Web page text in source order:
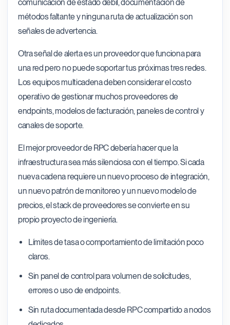
comunicación de estado débil, documentación de
métodos faltante y ninguna ruta de actualización son
señales de advertencia.
Otra señal de alerta es un proveedor que funciona para
una red pero no puede soportar tus próximas tres redes.
Los equipos multicadena deben considerar el costo
operativo de gestionar muchos proveedores de
endpoints, modelos de facturación, paneles de control y
canales de soporte.
El mejor proveedor de RPC debería hacer que la
infraestructura sea más silenciosa con el tiempo. Si cada
nueva cadena requiere un nuevo proceso de integración,
un nuevo patrón de monitoreo y un nuevo modelo de
precios, el stack de proveedores se convierte en su
propio proyecto de ingeniería.
Límites de tasa o comportamiento de limitación poco
claros.
Sin panel de control para volumen de solicitudes,
errores o uso de endpoints.
Sin ruta documentada desde RPC compartido a nodos